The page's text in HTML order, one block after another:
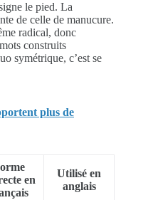
le pied. La
de celle de manucure.
radical, donc
construits
symétrique, c’est se
plus de
en
Utilisé en
anglais